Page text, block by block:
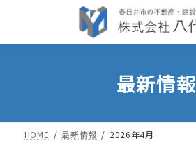
テ
ゲ
最新情報
HOME 最新情報 2026年4月